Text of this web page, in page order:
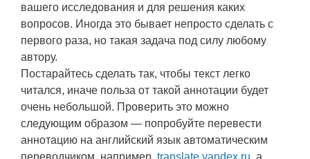
вашего исследования и для решения каких
вопросов. Иногда это бывает непросто сделать с
первого раза, но такая задача под силу любому
автору.
Постарайтесь сделать так, чтобы текст легко
читался, иначе польза от такой аннотации будет
очень небольшой. Проверить это можно
следующим образом — попробуйте перевести
аннотацию на английский язык автоматическим